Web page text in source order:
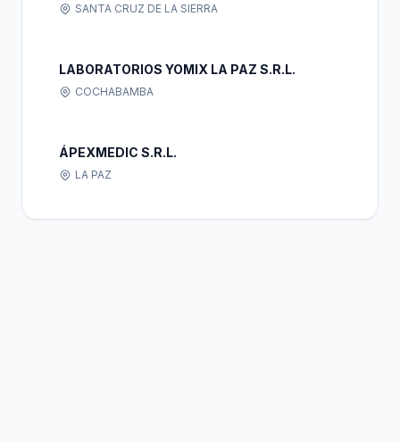
SANTA CRUZ DE LA SIERRA
LABORATORIOS YOMIX LA PAZ S.R.L.
COCHABAMBA
ÁPEXMEDIC S.R.L.
LA PAZ